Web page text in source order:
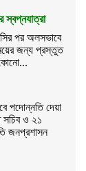
স্বপ্নযাত্রা
পর অলসভাবে
জন্য প্রস্তুত
পদোন্নতি দেয়া
সচিব ও ২১
জনপ্রশাসন